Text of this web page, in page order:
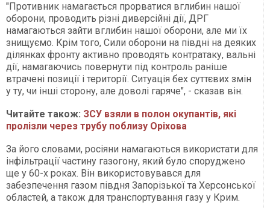
"Противник намагається прорватися вглибин нашої
оборони, проводить різні диверсійні дії, ДРГ
намагаються зайти вглибин нашої оборони, але ми їх
знищуємо. Крім того, Сили оборони на півдні на деяких
ділянках фронту активно проводять контратаку, вальні
дії, намагаючись повернути під контроль раніше
втрачені позиції і території. Ситуація бех суттєвих змін
у ту, чи інші сторону, але доволі гаряче", - сказав він.
Читайте також: ЗСУ взяли в полон окупантів, які
пролізли через трубу поблизу Оріхова
За його словами, росіяни намагаються використати для
інфільтрації частину газогону, який було споруджено
ще у 60-х роках. Він використовувався для
забезпечення газом півдня Запорізької та Херсонської
областей, а також для транспортування газу у Крим.